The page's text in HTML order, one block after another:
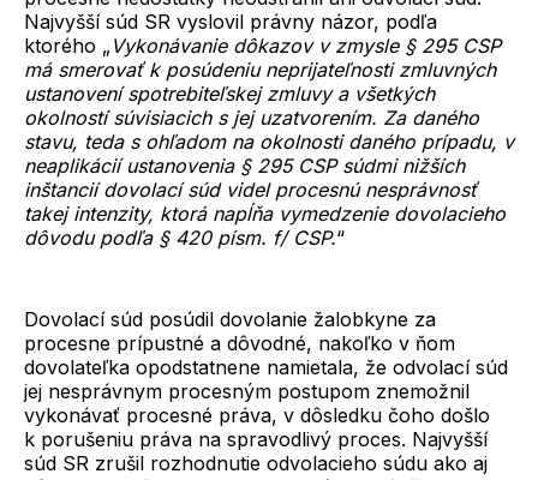
Najvyšší súd SR vyslovil právny názor, podľa
ktorého „ Vykonávanie dôkazov v zmysle § 295 CSP
má smerovať k posúdeniu neprijateľnosti zmluvných
ustanovení spotrebiteľskej zmluvy a všetkých
okolností súvisiacich s jej uzatvorením. Za daného
stavu, teda s ohľadom na okolnosti daného prípadu, v
neaplikácií ustanovenia § 295 CSP súdmi nižších
inštancií dovolací súd videl procesnú nesprávnosť
takej intenzity, ktorá napĺňa vymedzenie dovolacieho
dôvodu podľa § 420 písm. f/ CSP.“
Dovolací súd posúdil dovolanie žalobkyne za
procesne prípustné a dôvodné, nakoľko v ňom
dovolateľka opodstatnene namietala, že odvolací súd
jej nesprávnym procesným postupom znemožnil
vykonávať procesné práva, v dôsledku čoho došlo
k porušeniu práva na spravodlivý proces. Najvyšší
súd SR zrušil rozhodnutie odvolacieho súdu ako aj